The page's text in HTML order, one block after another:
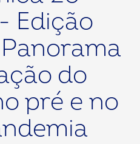
Edição
do
pré e no